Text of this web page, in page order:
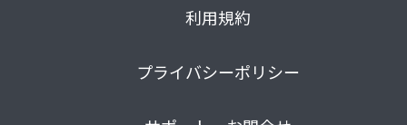
利用規約
プライバシーポリシー